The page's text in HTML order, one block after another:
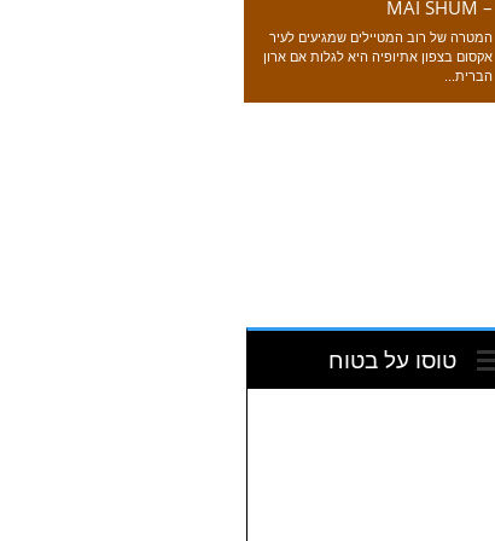
– MAI SHUM
המטרה של רוב המטיילים שמגיעים לעיר
אקסום בצפון אתיופיה היא לגלות אם ארון
הברית...
טוסו על בטוח